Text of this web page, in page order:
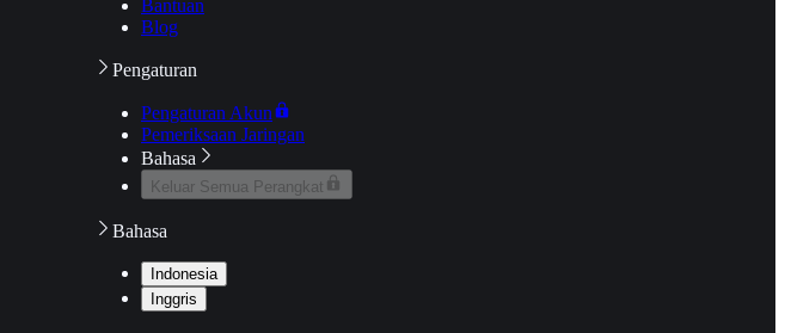
Bantuan
Blog
Pengaturan
Pengaturan Akun
Pemeriksaan Jaringan
Bahasa
Keluar Semua Perangkat
Bahasa
Indonesia
Inggris